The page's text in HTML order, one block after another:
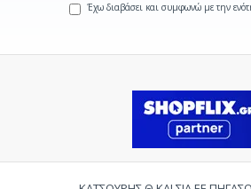
Έχω διαβάσει και συμφωνώ με την